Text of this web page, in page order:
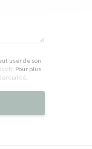
user de son
. Pour plus